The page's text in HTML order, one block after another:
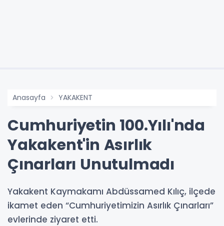
Anasayfa YAKAKENT
Cumhuriyetin 100.Yılı'nda
Yakakent'in Asırlık
Çınarları Unutulmadı
Yakakent Kaymakamı Abdüssamed Kılıç, ilçede
ikamet eden “Cumhuriyetimizin Asırlık Çınarları”
evlerinde ziyaret etti.